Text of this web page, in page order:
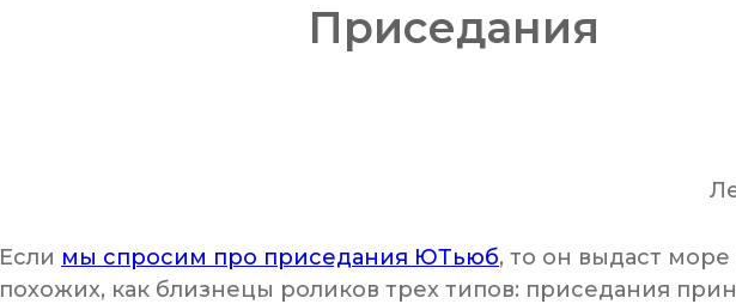
Приседания
Если мы спросим про приседания ЮТьюб, то он выдаст море
похожих, как близнецы роликов трех типов: приседания